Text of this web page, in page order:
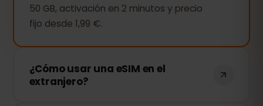
50 GB, activación en 2 minutos y precio
fijo desde 1,99 €.
¿Cómo usar una eSIM en el
extranjero?